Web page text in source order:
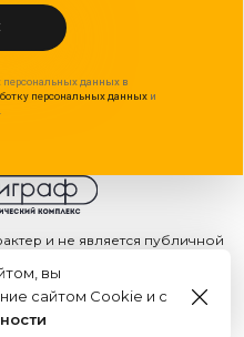
персональных данных в
персональных данных и
и не является публичной
"Оптполиграф".
вы
сайтом Cookie и с